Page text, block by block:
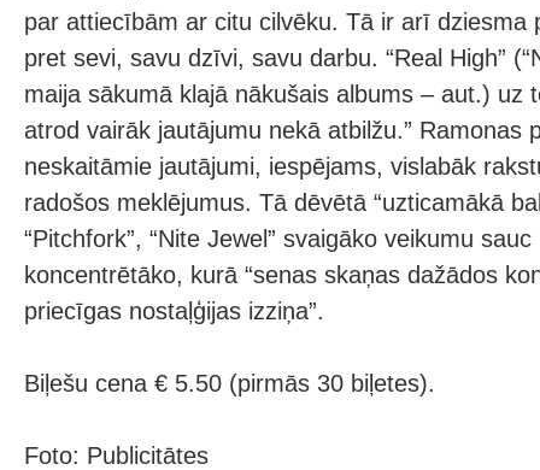
par attiecībām ar citu cilvēku. Tā ir arī dziesma
pret sevi, savu dzīvi, savu darbu. “Real High”
maija sākumā klajā nākušais albums – aut.) uz
atrod vairāk jautājumu nekā atbilžu.” Ramonas
neskaitāmie jautājumi, iespējams, vislabāk
radošos meklējumus. Tā dēvētā “uzticamākā
“Pitchfork”, “Nite Jewel” svaigāko veikumu
koncentrētāko, kurā “senas skaņas dažādos
priecīgas nostaļģijas izziņa”.
Biļešu cena € 5.50 (pirmās 30 biļetes).
Foto: Publicitātes